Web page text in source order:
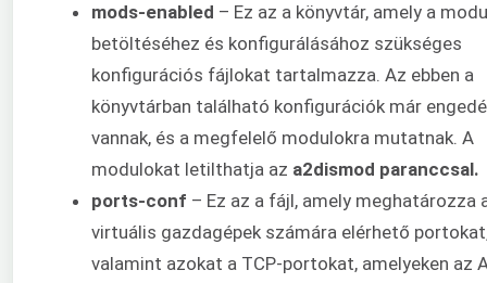
mods-enabled – Ez az a könyvtár, amely a
betöltéséhez és konfigurálásához szükséges
konfigurációs fájlokat tartalmazza. Az ebben a
könyvtárban található konfigurációk már
vannak, és a megfelelő modulokra mutatnak. A
modulokat letilthatja az a2dismod paranccsal.
ports-conf – Ez az a fájl, amely meghatározza
virtuális gazdagépek számára elérhető
valamint azokat a TCP-portokat, amelyeken az